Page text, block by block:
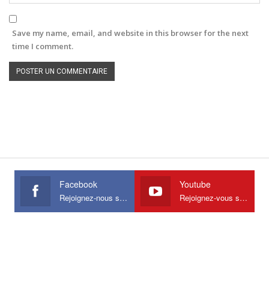
Save my name, email, and website in this browser for the next
time I comment.
Facebook
Rejoignez-nous sur Facebook
Youtube
Rejoignez-vous sur Youtube